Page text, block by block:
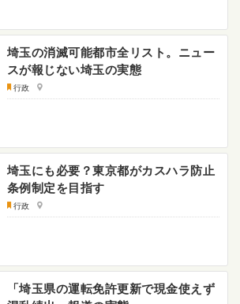
埼玉の消滅可能都市全リスト。ニュー
スが報じない埼玉の実態
行政
埼玉にも必要？東京都がカスハラ防止
条例制定を目指す
行政
「埼玉県の運転免許更新で現金使えず